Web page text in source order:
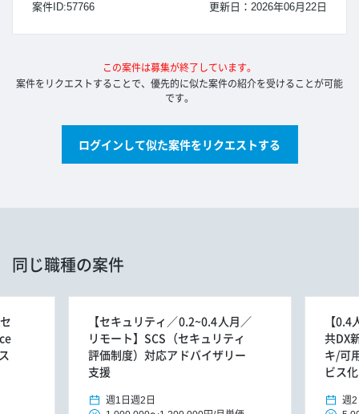
更新日：2026年06月22日
案件ID:57766
この案件は募集が終了しています。
案件をリクエストすることで、優先的に似た案件の紹介を受けることが可能
です。
ログインして似た案件をリクエストする
同じ職種の案件
【セキュリティ／0.2~0.4人月／
リモート】SCS（セキュリティ
評価制度）対応アドバイザリー
支援
週1日 週2日
【
共DX
キ/可
ビス化
週2